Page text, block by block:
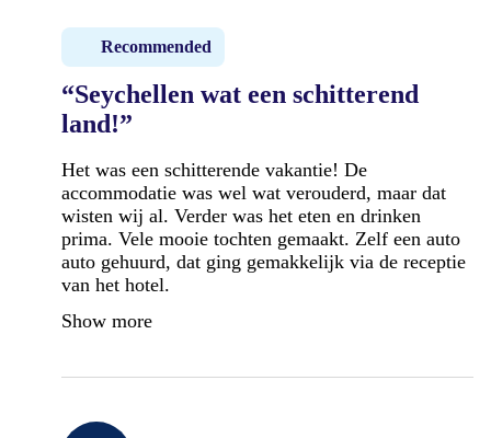
Recommended
“Seychellen wat een schitterend
land!”
Het was een schitterende vakantie! De
accommodatie was wel wat verouderd, maar dat
wisten wij al. Verder was het eten en drinken
prima. Vele mooie tochten gemaakt. Zelf een auto
auto gehuurd, dat ging gemakkelijk via de receptie
van het hotel.
Show more